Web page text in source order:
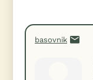
basovnik